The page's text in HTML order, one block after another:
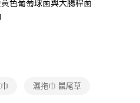
色葡萄球菌與大腸桿菌
濕拖巾 鼠尾草